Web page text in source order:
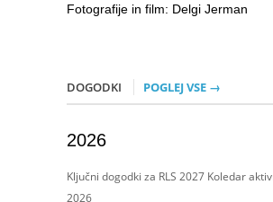
Fotografije in film: Delgi Jerman
DOGODKI POGLEJ VSE →
2026
Ključni dogodki za RLS 2027 Koledar
2026